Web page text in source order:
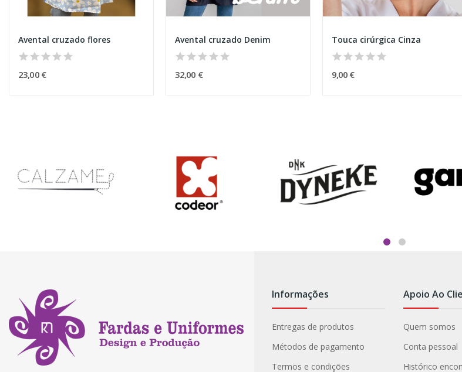
Avental cruzado flores
23,00 €
Avental cruzado Denim
32,00 €
Touca cirúrgica Cinza
9,00 €
Informações
Entregas de produtos
Métodos de pagamento
Termos e condições
Apoio Ao
Quem somos
Conta pessoal
Histórico